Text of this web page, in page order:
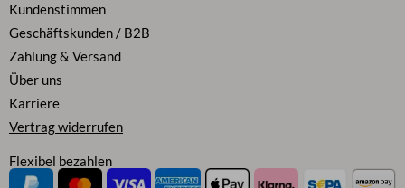
Kundenstimmen
Geschäftskunden / B2B
Zahlung & Versand
Über uns
Karriere
Vertrag widerrufen
Flexibel bezahlen